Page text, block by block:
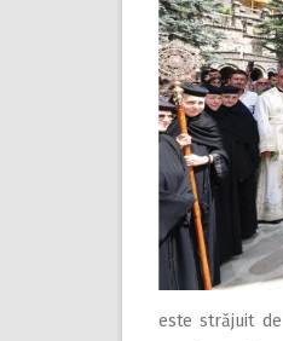
este străjuit